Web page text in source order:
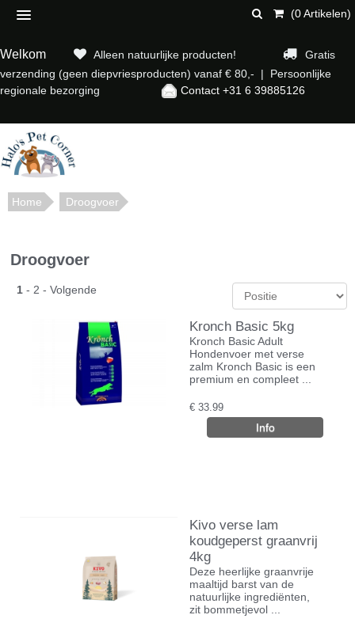
Welkom Alleen natuurlijke producten!
Gratis
verzending (geen diepvriesproducten) vanaf € 80,- | Persoonlijke
regionale bezorging
Contact +31 6 39885126
(0 Artikelen)
Home Droogvoer
Droogvoer
1 - 2 - Volgende
Kronch Basic 5kg
Kronch Basic Adult
Hondenvoer met verse
zalm Kronch Basic is een
premium en compleet ...
€ 33.99
Kivo verse lam
koudgeperst graanvrij
4kg
Deze heerlijke graanvrije
maaltijd barst van de
natuurlijke ingrediënten,
zit bommetjevol ...